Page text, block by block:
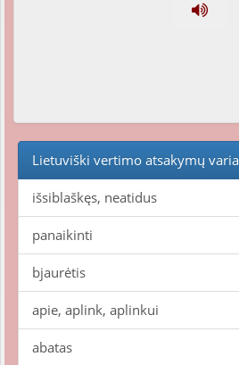
Lietuviški vertimo atsakymų
išsiblaškęs, neatidus
panaikinti
bjaurėtis
apie, aplink, aplinkui
abatas